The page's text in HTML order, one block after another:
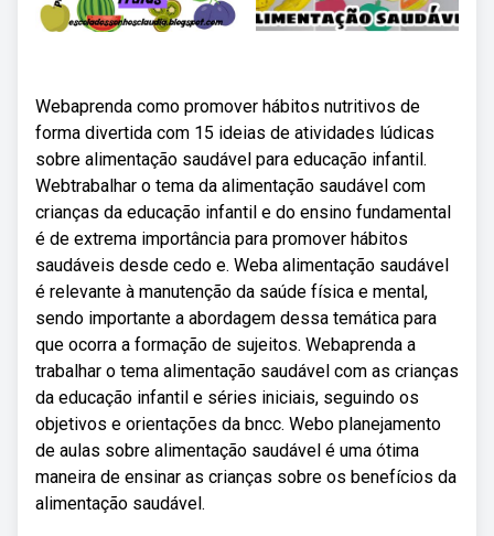
Webaprenda como promover hábitos nutritivos de
forma divertida com 15 ideias de atividades lúdicas
sobre alimentação saudável para educação infantil.
Webtrabalhar o tema da alimentação saudável com
crianças da educação infantil e do ensino fundamental
é de extrema importância para promover hábitos
saudáveis desde cedo e. Weba alimentação saudável
é relevante à manutenção da saúde física e mental,
sendo importante a abordagem dessa temática para
que ocorra a formação de sujeitos. Webaprenda a
trabalhar o tema alimentação saudável com as crianças
da educação infantil e séries iniciais, seguindo os
objetivos e orientações da bncc. Webo planejamento
de aulas sobre alimentação saudável é uma ótima
maneira de ensinar as crianças sobre os benefícios da
alimentação saudável.